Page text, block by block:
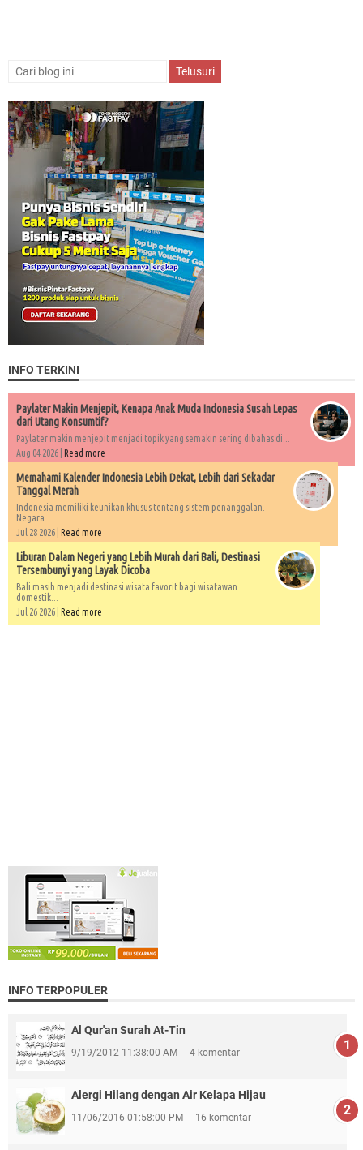
INFO TERKINI
Paylater Makin Menjepit, Kenapa Anak Muda Indonesia Susah Lepas
dari Utang Konsumtif?
Paylater makin menjepit menjadi topik yang semakin sering dibahas di...
Aug 04 2026 | Read more
Memahami Kalender Indonesia Lebih Dekat, Lebih dari Sekadar
Tanggal Merah
Indonesia memiliki keunikan khusus tentang sistem penanggalan.
Negara...
Jul 28 2026 | Read more
Liburan Dalam Negeri yang Lebih Murah dari Bali, Destinasi
Tersembunyi yang Layak Dicoba
Bali masih menjadi destinasi wisata favorit bagi wisatawan
domestik...
Jul 26 2026 | Read more
INFO TERPOPULER
Al Qur'an Surah At-Tin
9/19/2012 11:38:00 AM 4 komentar
Alergi Hilang dengan Air Kelapa Hijau
11/06/2016 01:58:00 PM 16 komentar